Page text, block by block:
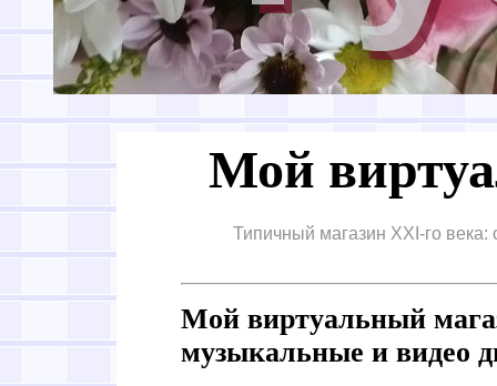
Мой
Типичный магазин XXI-го
Мой виртуальный
музыкальные и видео